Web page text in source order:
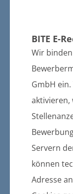
BITE E-
Wir
GmbH
aktivieren,
Servern
können
Adresse
Erhebung
und
Klein Bünzow
weitere
22.09.2015
weitere